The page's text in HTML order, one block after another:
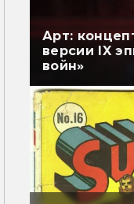
Арт:
версии IX
войн»